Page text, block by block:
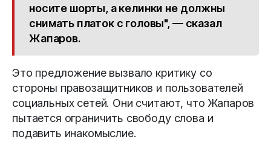
носите шорты, а келинки не должны
снимать платок с головы", — сказал
Жапаров.
Это предложение вызвало критику со
стороны правозащитников и пользователей
социальных сетей. Они считают, что Жапаров
пытается ограничить свободу слова и
подавить инакомыслие.